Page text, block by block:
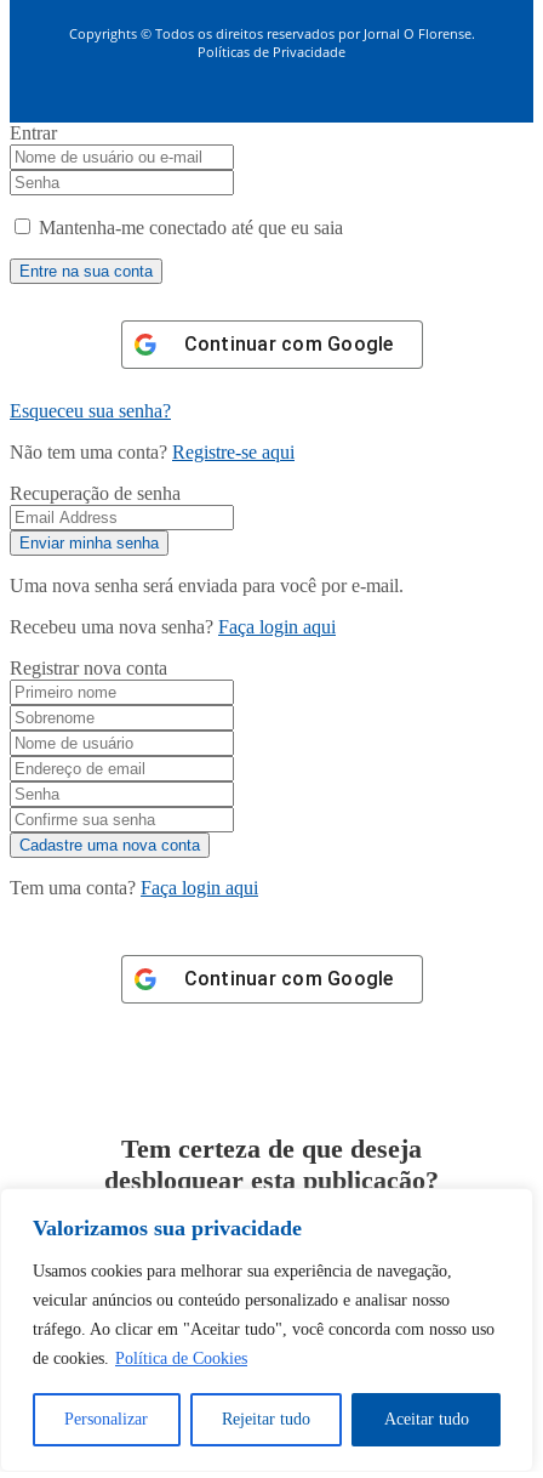
Valorizamos sua privacidade
Usamos cookies para melhorar sua experiência de navegação,
veicular anúncios ou conteúdo personalizado e analisar nosso
tráfego. Ao clicar em "Aceitar tudo", você concorda com nosso uso
de cookies. Política de Cookies
Personalizar Rejeitar tudo Aceitar tudo
Copyrights © Todos os direitos reservados por Jornal O Florense.
Políticas de Privacidade
Entrar
Mantenha-me conectado até que eu saia
Continuar com Google
Esqueceu sua senha?
Não tem uma conta? Registre-se aqui
Recuperação de senha
Uma nova senha será enviada para você por e-mail.
Recebeu uma nova senha? Faça login aqui
Registrar nova conta
Tem uma conta? Faça login aqui
Continuar com Google
Tem certeza de que deseja
desbloquear esta publicação?
Sim Não